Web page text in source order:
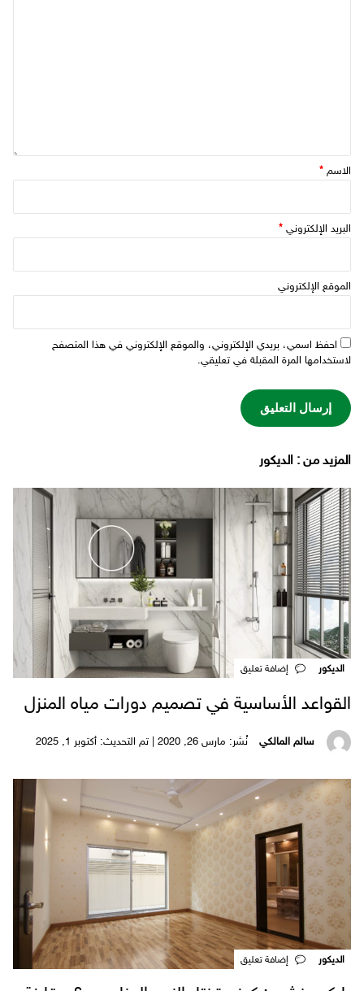
الاسم *
البريد الإلكتروني *
الموقع الإلكتروني
احفظ اسمي، بريدي الإلكتروني، والموقع الإلكتروني في هذا المتصفح
لاستخدامها المرة المقبلة في تعليقي.
‫المزيد من ‬: الديكور
الديكور
القواعد الأساسية في تصميم دورات مياه المنزل
سالم المالكي نُشر: مارس 26, 2020 | تم التحديث: أكتوبر 1, 2025
الديكور